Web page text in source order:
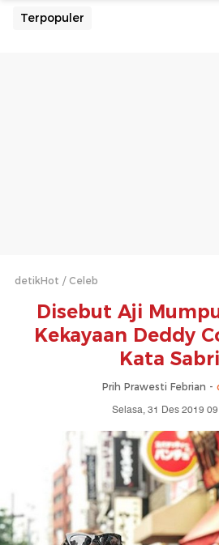
Terpopuler
detikHot Celeb
Disebut Aji
Kekayaan Deddy
Kata
Prih Prawesti Febrian -
Selasa, 31 Des 2019